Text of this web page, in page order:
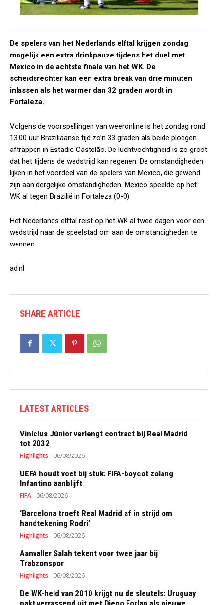
De spelers van het Nederlands elftal krijgen zondag
mogelijk een extra drinkpauze tijdens het duel met
Mexico in de achtste finale van het WK. De
scheidsrechter kan een extra break van drie minuten
inlassen als het warmer dan 32 graden wordt in
Fortaleza.
Volgens de voorspellingen van weeronline is het zondag rond
13.00 uur Braziliaanse tijd zo’n 33 graden als beide ploegen
aftrappen in Estadio Castelão. De luchtvochtigheid is zo groot
dat het tijdens de wedstrijd kan regenen. De omstandigheden
lijken in het voordeel van de spelers van Mexico, die gewend
zijn aan dergelijke omstandigheden. Mexico speelde op het
WK al tegen Brazilië in Fortaleza (0-0).
Het Nederlands elftal reist op het WK al twee dagen voor een
wedstrijd naar de speelstad om aan de omstandigheden te
wennen.
ad.nl
SHARE ARTICLE
LATEST ARTICLES
Vinícius Júnior verlengt contract bij Real Madrid
tot 2032
Highlights 06/08/2026
UEFA houdt voet bij stuk: FIFA-boycot zolang
Infantino aanblijft
FIFA 06/08/2026
‘Barcelona troeft Real Madrid af in strijd om
handtekening Rodri’
Highlights 06/08/2026
Aanvaller Salah tekent voor twee jaar bij
Trabzonspor
Highlights 06/08/2026
De WK-held van 2010 krijgt nu de sleutels: Uruguay
pakt verrassend uit met Diego Forlan als nieuwe